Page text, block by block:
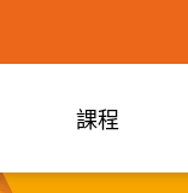
課程